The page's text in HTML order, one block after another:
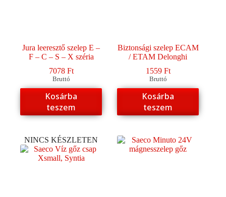
Jura leeresztő szelep E –
F – C – S – X széria
7078 Ft
Bruttó
Kosárba
teszem
Biztonsági szelep ECAM
/ ETAM Delonghi
1559 Ft
Bruttó
Kosárba
teszem
NINCS KÉSZLETEN